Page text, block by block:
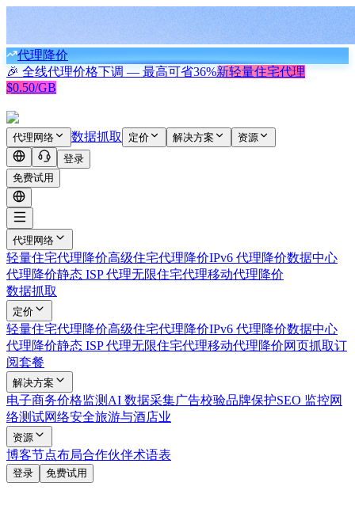
代理降价
🎉 全线代理价格下调 — 最高可省36%新轻量住宅代理
$0.50/GB
代理网络 数据抓取 定价 解决方案
资源
登录
免费试用
代理网络
轻量住宅代理降价高级住宅代理降价IPv6 代理降价数据中心
代理降价静态 ISP 代理无限住宅代理移动代理降价
数据抓取
定价
轻量住宅代理降价高级住宅代理降价IPv6 代理降价数据中心
代理降价静态 ISP 代理无限住宅代理移动代理降价网页抓取订
阅套餐
解决方案
电子商务价格监测 AI 数据采集广告校验品牌保护SEO 监控网
络测试网络安全旅游与酒店业
资源
博客节点布局合作伙伴术语表
登录 免费试用